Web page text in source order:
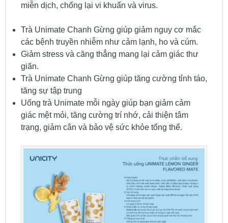
miễn dịch, chống lại vi khuẩn và virus.
Trà Unimate Chanh Gừng giúp giảm nguy cơ mắc
các bệnh truyền nhiễm như cảm lạnh, ho và cúm.
Giảm stress và căng thẳng mang lại cảm giác thư
giãn.
Trà Unimate Chanh Gừng giúp tăng cường tỉnh táo,
tăng sự tập trung
Uống trà Unimate mỗi ngày giúp bạn giảm cảm
giác mệt mỏi, tăng cường trí nhớ, cải thiện tâm
trạng, giảm cân và bảo vệ sức khỏe tổng thể.